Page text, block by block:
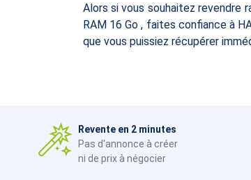
Alors si vous souhaitez revendre
RAM 16 Go , faites confiance à
que vous puissiez récupérer
Revente en 2 minutes
Pas d'annonce à créer
ni de prix à négocier